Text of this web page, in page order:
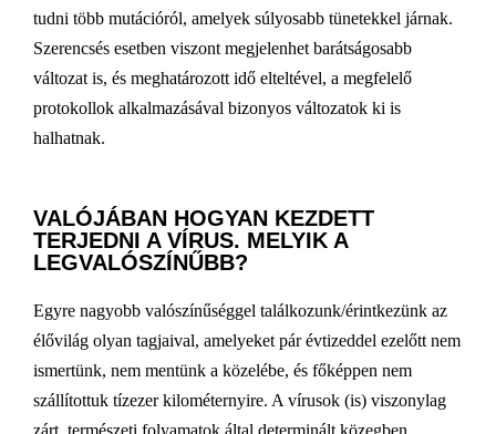
tudni több mutációról, amelyek súlyosabb tünetekkel járnak.
Szerencsés esetben viszont megjelenhet barátságosabb
változat is, és meghatározott idő elteltével, a megfelelő
protokollok alkalmazásával bizonyos változatok ki is
halhatnak.
VALÓJÁBAN HOGYAN KEZDETT
TERJEDNI A VÍRUS. MELYIK A
LEGVALÓSZÍNŰBB?
Egyre nagyobb valószínűséggel találkozunk/érintkezünk az
élővilág olyan tagjaival, amelyeket pár évtizeddel ezelőtt nem
ismertünk, nem mentünk a közelébe, és főképpen nem
szállítottuk tízezer kilométernyire. A vírusok (is) viszonylag
zárt, természeti folyamatok által determinált közegben